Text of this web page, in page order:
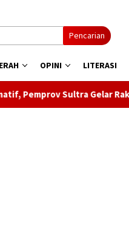
Pencarian
OPINI LITERASI
Rakor PPID 2026